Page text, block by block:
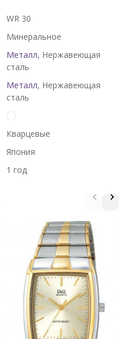
WR 30
Минеральное
Металл, Нержавеющая
сталь
Металл, Нержавеющая
сталь
Кварцевые
Япония
1 год